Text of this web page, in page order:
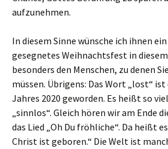
aufzunehmen.
In diesem Sinne wünsche ich ihnen
gesegnetes Weihnachtsfest in
besonders den Menschen, zu denen
müssen. Übrigens: Das Wort „lost“
Jahres 2020 geworden. Es heißt so
„sinnlos“. Gleich hören wir am Ende
das Lied „Oh Du fröhliche“. Da heißt
Christ ist geboren.“ Die Welt ist